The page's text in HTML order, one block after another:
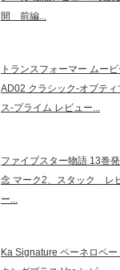
開 前編...
トランスフォーマー ムービ
AD02 クラシック-オプティ
ス-プライム レビュー...
ファイブスター物語 13巻
念 マーク2、スタック レ
ー...
Ka Signature ペーネロペー